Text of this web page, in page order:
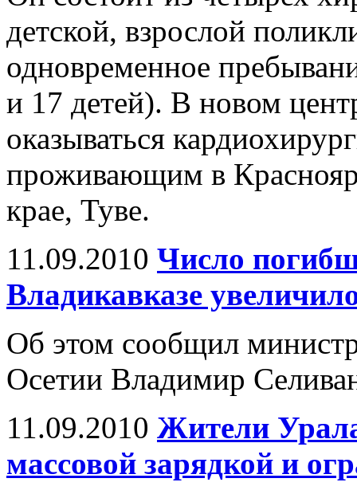
детской, взрослой
одновременное
и 17 детей). В новом
оказываться
проживающим в
крае, Туве.
11.09.2010 Число
Владикавказе
Об этом сообщил
Осетии Владимир
11.09.2010 Жители
массовой зарядкой и